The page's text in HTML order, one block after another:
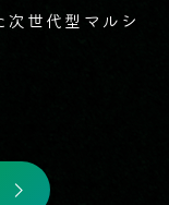
世代型マルシ